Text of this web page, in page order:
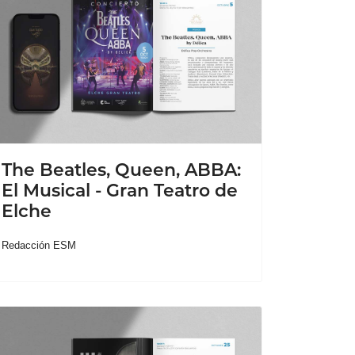
The Beatles, Queen, ABBA:
El Musical - Gran Teatro de
Elche
Redacción ESM